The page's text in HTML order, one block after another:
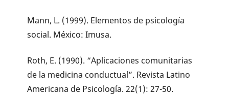
Mann, L. (1999). Elementos de psicología
social. México: Imusa.
Roth, E. (1990). “Aplicaciones comunitarias
de la medicina conductual”. Revista Latino
Americana de Psicología. 22(1): 27-50.